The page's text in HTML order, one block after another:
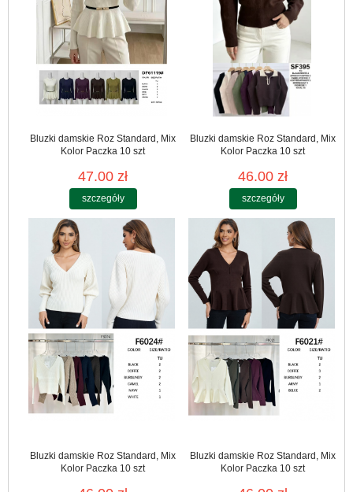
Bluzki damskie Roz Standard, Mix
Kolor Paczka 10 szt
47.00 zł
szczegóły
Bluzki damskie Roz Standard, Mix
Kolor Paczka 10 szt
46.00 zł
szczegóły
Bluzki damskie Roz Standard, Mix
Kolor Paczka 10 szt
Bluzki damskie Roz Standard, Mix
Kolor Paczka 10 szt